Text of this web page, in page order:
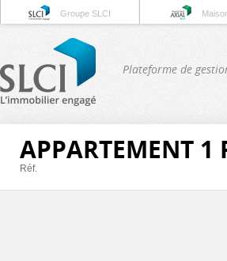
Groupe SLCI
Plateforme de
APPARTEMENT 1
Réf.